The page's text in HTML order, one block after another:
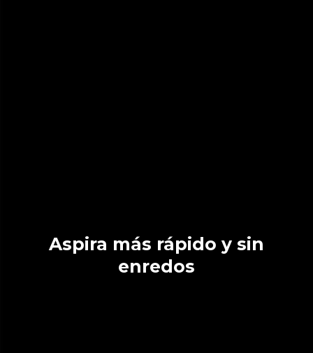
Aspira más rápido y sin
enredos